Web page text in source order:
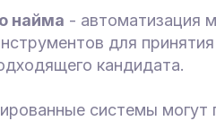
найма - автоматизация
для
кандидата.
системы могут